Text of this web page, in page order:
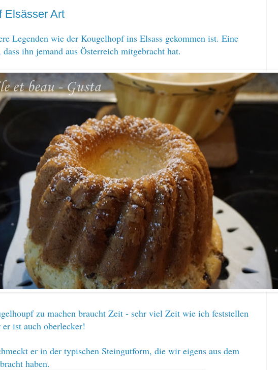
Elsässer Art
Legenden wie der Kougelhopf ins Elsass gekommen ist. Eine
dass ihn jemand aus Österreich mitgebracht hat.
zu machen braucht Zeit - sehr viel Zeit wie ich feststellen
er ist auch oberlecker!
er in der typischen Steingutform, die wir eigens aus dem
haben.